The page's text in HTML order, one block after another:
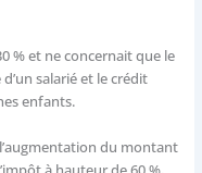
% et ne concernait que le
salarié et le crédit
enfants.
du montant